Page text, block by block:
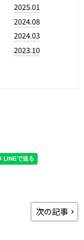
2025.01
2024.08
2024.03
2023.10
次の記事